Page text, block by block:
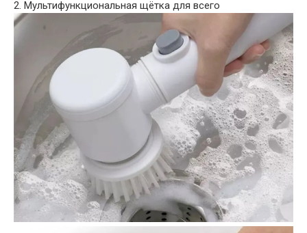
2. Мультифункциональная щётка для всего